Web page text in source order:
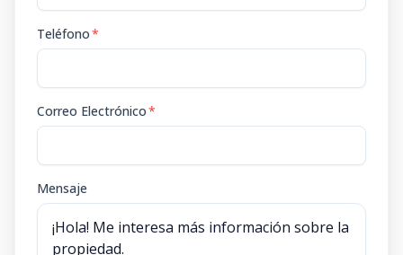
Teléfono*
Correo Electrónico*
Mensaje